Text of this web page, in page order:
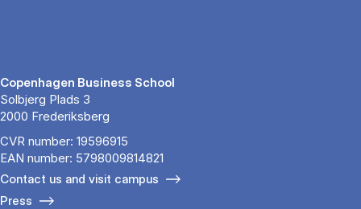
Copenhagen Business School
Solbjerg Plads 3
2000 Frederiksberg
CVR number: 19596915
EAN number: 5798009814821
Contact us and visit campus
Press